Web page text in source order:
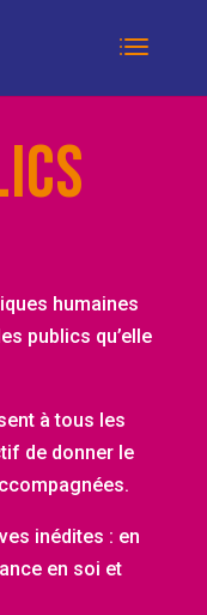
humaines
publics qu’elle
à tous les
de donner le
inédites : en
en soi et